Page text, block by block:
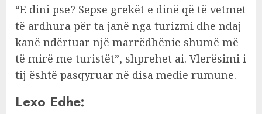
“E dini pse? Sepse grekët e dinë që të vetmet
të ardhura për ta janë nga turizmi dhe ndaj
kanë ndërtuar një marrëdhënie shumë më
të mirë me turistët”, shprehet ai. Vlerësimi i
tij është pasqyruar në disa medie rumune.
Lexo Edhe: